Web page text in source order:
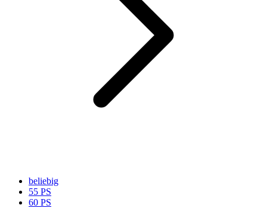
beliebig
55 PS
60 PS